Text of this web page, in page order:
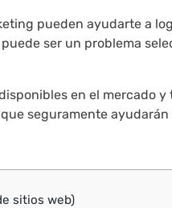
pueden ayudarte a
ser un problema
en el mercado
seguramente
sitios web)